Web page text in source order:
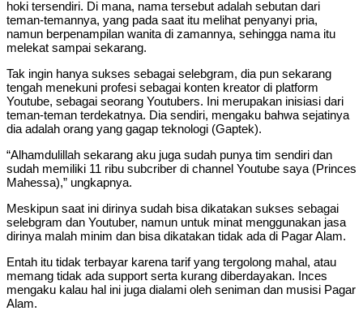
hoki tersendiri. Di mana, nama tersebut adalah sebutan dari
teman-temannya, yang pada saat itu melihat penyanyi pria,
namun berpenampilan wanita di zamannya, sehingga nama itu
melekat sampai sekarang.
Tak ingin hanya sukses sebagai selebgram, dia pun sekarang
tengah menekuni profesi sebagai konten kreator di platform
Youtube, sebagai seorang Youtubers. Ini merupakan inisiasi dari
teman-teman terdekatnya. Dia sendiri, mengaku bahwa sejatinya
dia adalah orang yang gagap teknologi (Gaptek).
“Alhamdulillah sekarang aku juga sudah punya tim sendiri dan
sudah memiliki 11 ribu subcriber di channel Youtube saya (Princes
Mahessa),” ungkapnya.
Meskipun saat ini dirinya sudah bisa dikatakan sukses sebagai
selebgram dan Youtuber, namun untuk minat menggunakan jasa
dirinya malah minim dan bisa dikatakan tidak ada di Pagar Alam.
Entah itu tidak terbayar karena tarif yang tergolong mahal, atau
memang tidak ada support serta kurang diberdayakan. Inces
mengaku kalau hal ini juga dialami oleh seniman dan musisi Pagar
Alam.